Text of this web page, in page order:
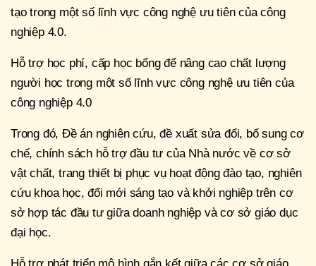
tạo trong một số lĩnh vực công nghệ ưu tiên của công
nghiệp 4.0.
Hỗ trợ học phí, cấp học bổng để nâng cao chất lượng
người học trong một số lĩnh vực công nghệ ưu tiên của
công nghiệp 4.0
Trong đó, Đề án nghiên cứu, đề xuất sửa đổi, bổ sung cơ
chế, chính sách hỗ trợ đầu tư của Nhà nước về cơ sở
vật chất, trang thiết bị phục vụ hoạt động đào tạo, nghiên
cứu khoa học, đổi mới sáng tạo và khởi nghiệp trên cơ
sở hợp tác đầu tư giữa doanh nghiệp và cơ sở giáo dục
đại học.
Hỗ trợ phát triển mô hình gắn kết giữa các cơ sở giáo